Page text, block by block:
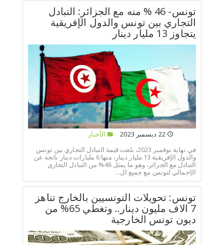
تونس- 46 % منه مع الجزائر: التبادل
التجاري بين تونس والدول الإفريقية
يتجاوز 13 مليار دينار
22 ديسمبر 2023
الأخبار
في نهاية نوفمبر 2023، بلغت قيمة التبادل التجاري بين تونس
والدول الإفريقية 13 مليار دينار، منها 6 مليارات دينار ناتجة عن
التبادل مع الجزائر، وهو ما يمثل 46% من التبادل التجاري
الإجمالي لتونس مع جميع ال...
تونس: تحويلات التونسيين بالخارج تناهز
7 الاف مليون دينار.. وتغطي 65% من
ديون تونس الخارجية